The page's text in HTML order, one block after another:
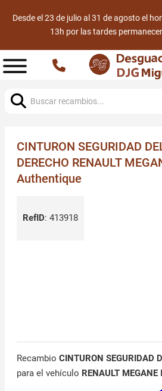
Desde el 23 de julio al 31 de agosto el
13h por las tardes
CINTURON SEGURIDAD
DERECHO RENAULT
Authentique
RefID: 413918
Recambio CINTURON SEGURIDAD
para el vehículo RENAULT